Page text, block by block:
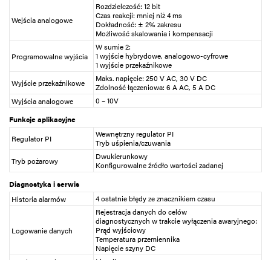
Wejścia analogowe
Rozdzielczość: 12 bit
Czas reakcji: mniej niż 4 ms
Dokładność: ± 2% zakresu
Możliwość skalowania i kompensacji
Programowalne wyjścia
W sumie 2:
1 wyjście hybrydowe, analogowo-cyfrowe
1 wyjście przekaźnikowe
Wyjście przekaźnikowe
Maks. napięcie: 250 V AC, 30 V DC
Zdolność łączeniowa: 6 A AC, 5 A DC
Wyjścia analogowe
0 – 10V
Funkcje aplikacyjne
Regulator PI
Wewnętrzny regulator PI
Tryb uśpienia/czuwania
Tryb pożarowy
Dwukierunkowy
Konfigurowalne źródło wartości zadanej
Diagnostyka i serwis
Historia alarmów
4 ostatnie błędy ze znacznikiem czasu
Logowanie danych
Rejestracja danych do celów
diagnostycznych w trakcie wyłączenia awaryjnego:
Prąd wyjściowy
Temperatura przemiennika
Napięcie szyny DC